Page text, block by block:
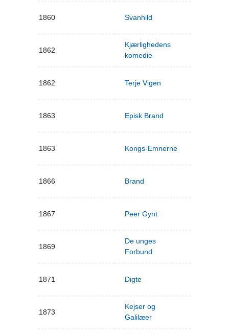
1860 Svanhild
1862
Kjærlighedens
komedie
1862 Terje Vigen
1863 Episk Brand
1863 Kongs-Emnerne
1866 Brand
1867 Peer Gynt
1869
De unges
Forbund
1871 Digte
1873
Kejser og
Galilæer